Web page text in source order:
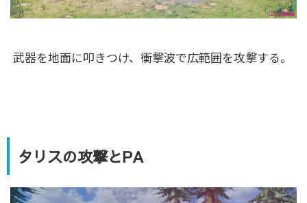
武器を地面に叩きつけ、衝撃波で広範囲を攻撃する。
タリスの攻撃とPA